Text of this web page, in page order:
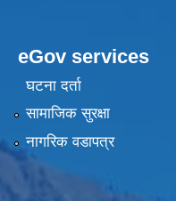
eGov services
घटना दर्ता
सामाजिक सुरक्षा
नागरिक वडापत्र